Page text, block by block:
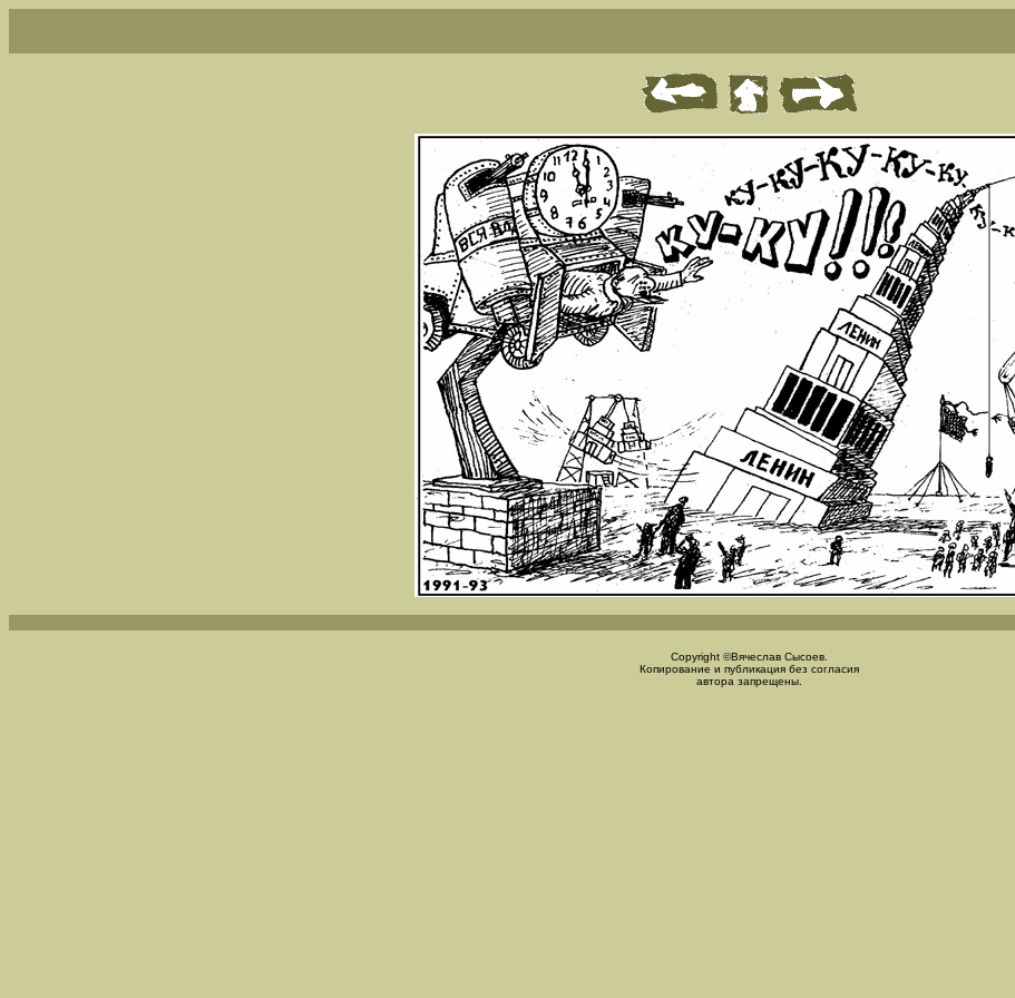
Copyright ©Вячеслав Сысоев.
Копирование и публикация без согласия
автора запрещены.